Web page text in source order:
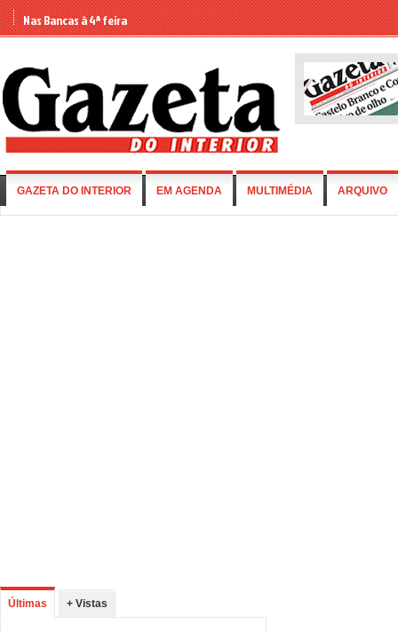
Nas Bancas à 4ª feira
GAZETA DO INTERIOR EM AGENDA MULTIMÉDIA ARQUIVO
Últimas + Vistas